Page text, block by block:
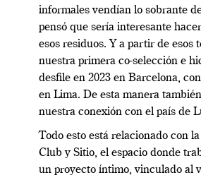
informales vendían lo sobrante
pensó que sería interesante
esos residuos. Y a partir de esos
nuestra primera co-selección e
desfile en 2023 en Barcelona,
en Lima. De esta manera
nuestra conexión con el país de
Todo esto está relacionado con
Club y Sitio, el espacio donde
un proyecto íntimo, vinculado al